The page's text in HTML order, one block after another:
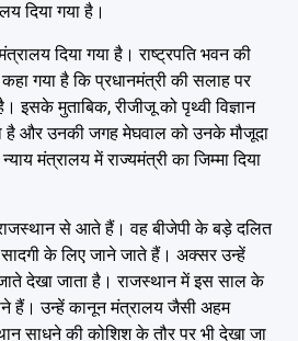
दिया गया है।
दिया गया है। राष्ट्रपति भवन की
गया है कि प्रधानमंत्री की सलाह पर
इसके मुताबिक, रीजीजू को पृथ्वी विज्ञान
है और उनकी जगह मेघवाल को उनके मौजूदा
मंत्रालय में राज्यमंत्री का जिम्मा दिया
से आते हैं। वह बीजेपी के बड़े दलित
के लिए जाने जाते हैं। अक्सर उन्हें
देखा जाता है। राजस्थान में इस साल के
हैं। उन्हें कानून मंत्रालय जैसी अहम
साधने की कोशिश के तौर पर भी देखा जा